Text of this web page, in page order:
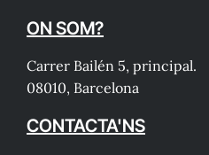
ON SOM?
Carrer Bailén 5, principal.
08010, Barcelona
CONTACTA'NS